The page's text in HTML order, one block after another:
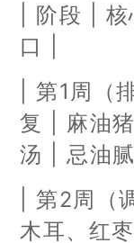
| 阶段 |
口 |
| 第1周（
复 | 麻油
汤 | 忌油
| 第2周（
木耳、红